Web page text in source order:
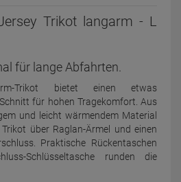
Trikot langarm - L
für lange Abfahrten.
Trikot bietet einen etwas
für hohen Tragekomfort. Aus
und leicht wärmendem Material
über Raglan-Ärmel und einen
Praktische Rückentaschen
Schlüsseltasche runden die